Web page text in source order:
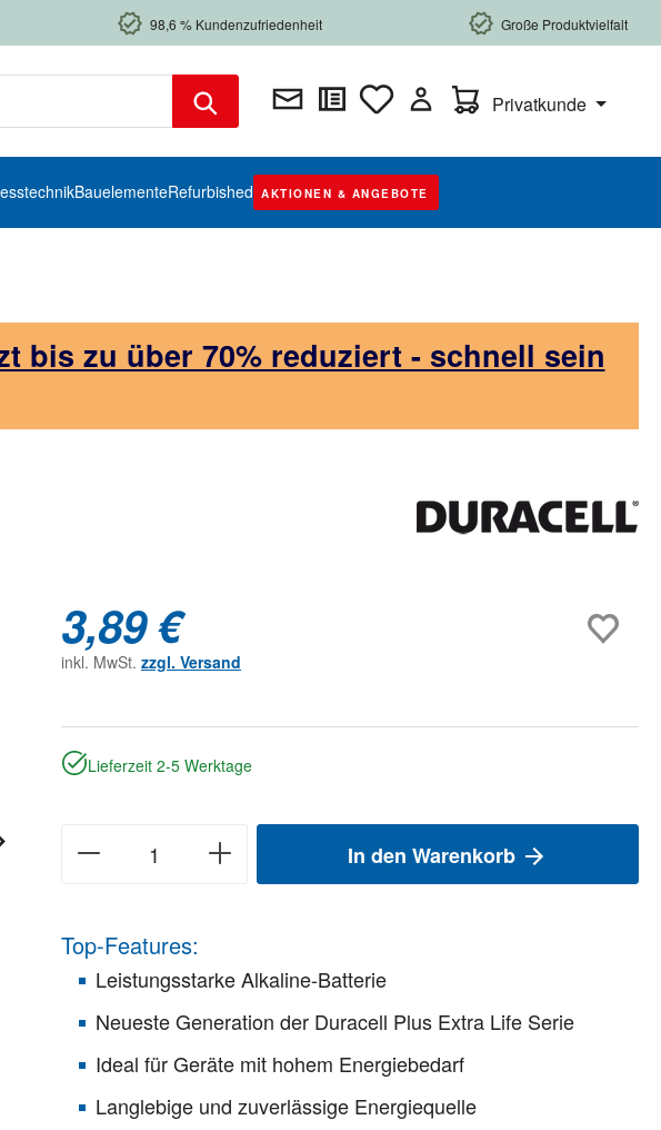
98,6 % Kundenzufriedenheit Große Produktvielfalt
Warenkorb enthält 0
Privatkunde
BauelementeRefurbished AKTIONEN & ANGEBOTE
bis zu über 70% reduziert - schnell sein
3,89 €
inkl. MwSt. zzgl. Versand
Lieferzeit 2-5 Werktage
In den Warenkorb
Top-Features:
Leistungsstarke Alkaline-Batterie
Neueste Generation der Duracell Plus Extra Life Serie
Ideal für Geräte mit hohem Energiebedarf
Langlebige und zuverlässige Energiequelle